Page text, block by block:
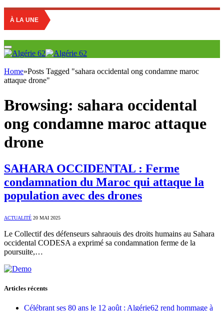
À LA UNE
Home»Posts Tagged "sahara occidental ong condamne maroc
attaque drone"
Browsing: sahara occidental
ong condamne maroc attaque
drone
SAHARA OCCIDENTAL : Ferme
condamnation du Maroc qui attaque la
population avec des drones
ACTUALITÉ 20 MAI 2025
Le Collectif des défenseurs sahraouis des droits humains au Sahara
occidental CODESA a exprimé sa condamnation ferme de la
poursuite,…
Articles récents
Célébrant ses 80 ans le 12 août : Algérie62 rend hommage à